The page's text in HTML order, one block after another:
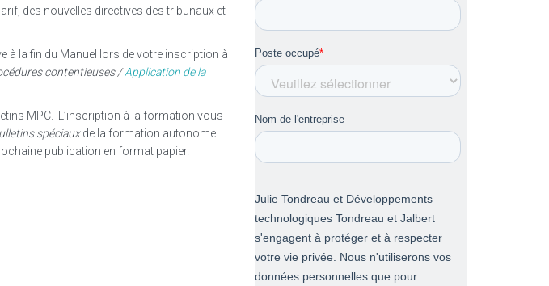
des nouvelles directives des tribunaux et
à la fin du Manuel lors de votre inscription à
contentieuses /Application de la
MPC. L’inscription à la formation vous
spéciauxde la formation autonome
publication en format papier.